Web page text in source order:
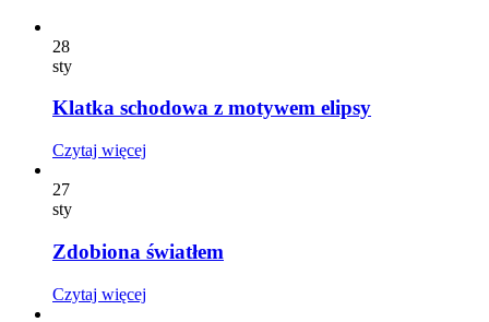
28
sty
Klatka schodowa z motywem elipsy
Czytaj więcej
27
sty
Zdobiona światłem
Czytaj więcej